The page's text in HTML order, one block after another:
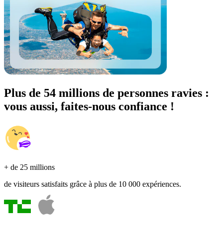
Plus de 54 millions de personnes ravies :
vous aussi, faites-nous confiance !
+ de 25 millions
de visiteurs satisfaits grâce à plus de 10 000 expériences.